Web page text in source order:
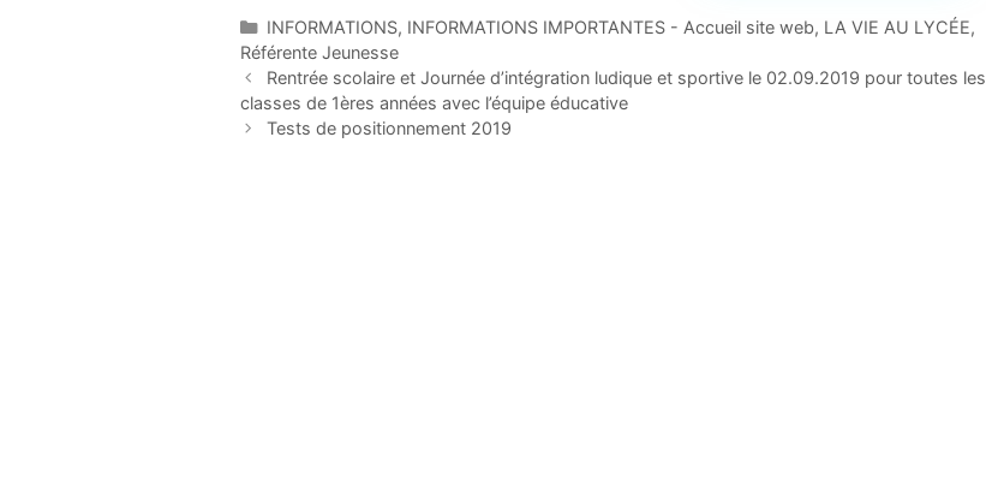
INFORMATIONS, INFORMATIONS IMPORTANTES - Accueil site web, LA VIE AU LYCÉE,
Référente Jeunesse
Rentrée scolaire et Journée d’intégration ludique et sportive le 02.09.2019 pour toutes les
classes de 1ères années avec l’équipe éducative
Tests de positionnement 2019